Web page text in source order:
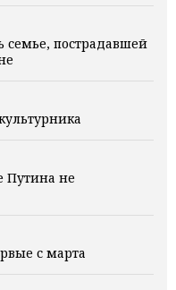
пострадавшей
Путина не
с марта